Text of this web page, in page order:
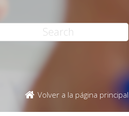
Volver a la página principal